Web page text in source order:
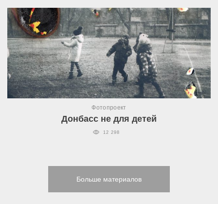
Фотопроект
Донбасс не для детей
12 298
Больше материалов